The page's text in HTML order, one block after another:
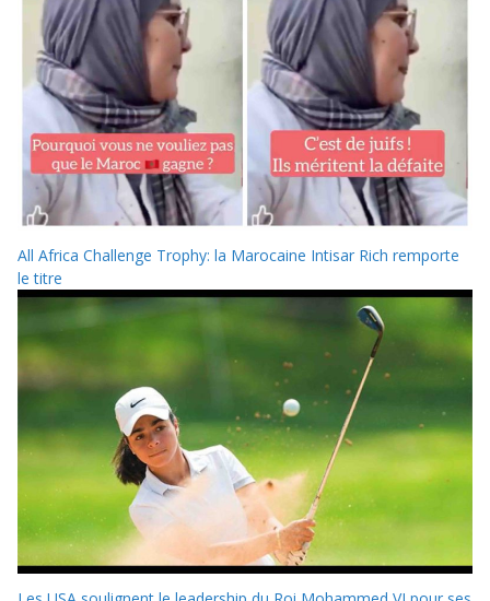
All Africa Challenge Trophy: la Marocaine Intisar Rich remporte
le titre